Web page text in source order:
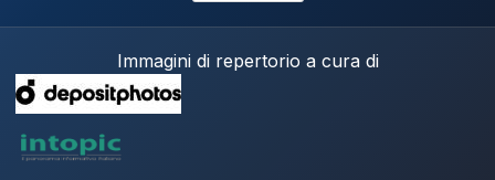
Immagini di repertorio a cura di